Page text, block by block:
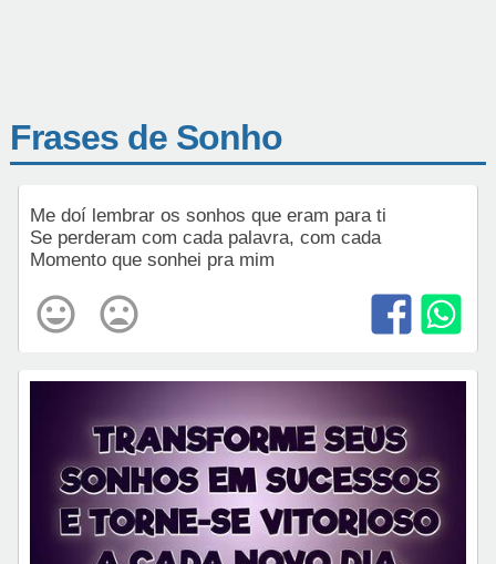
Frases de Sonho
Me doí lembrar os sonhos que eram para ti
Se perderam com cada palavra, com cada
Momento que sonhei pra mim